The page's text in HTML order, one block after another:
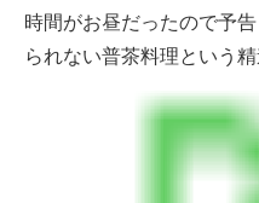
時間がお昼だったので予
られない普茶料理という